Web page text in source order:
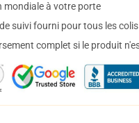
mondiale à votre porte
suivi fourni pour tous les colis
complet si le produit